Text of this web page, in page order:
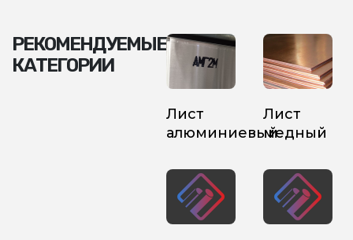
РЕКОМЕНДУЕМЫЕ
КАТЕГОРИИ
Лист
алюминиевый
Лист
медный